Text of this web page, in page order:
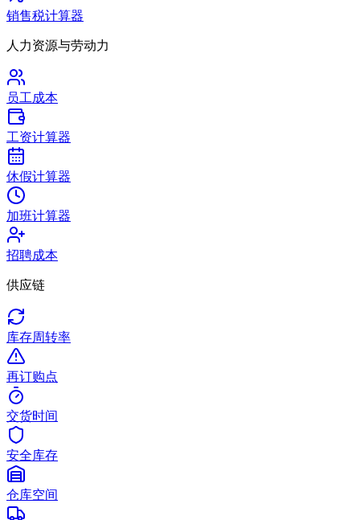
销售税计算器
人力资源与劳动力
员工成本
工资计算器
休假计算器
加班计算器
招聘成本
供应链
库存周转率
再订购点
交货时间
安全库存
仓库空间